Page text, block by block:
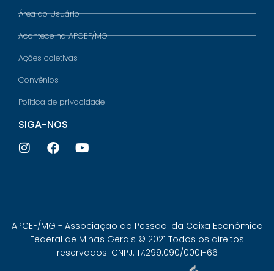
Área do Usuário
Acontece na APCEF/MG
Ações coletivas
Convênios
Política de privacidade
SIGA-NOS
APCEF/MG - Associação do Pessoal da Caixa Econômica
Federal de Minas Gerais © 2021 Todos os direitos
reservados. CNPJ: 17.299.090/0001-66